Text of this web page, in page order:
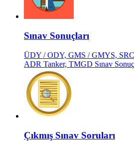
Sınav Sonuçları
ÜDY / ODY, GMS / GMYS,
ADR Tanker, TMGD Sınav
Çıkmış Sınav Soruları